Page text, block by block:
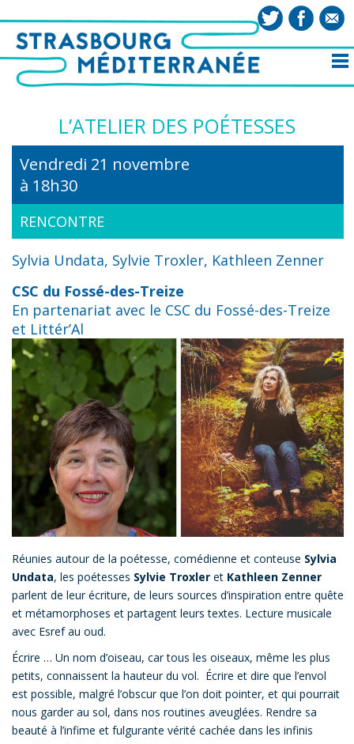
L’ATELIER DES POÉTESSES
Vendredi 21 novembre
à 18h30
RENCONTRE
Sylvia Undata, Sylvie Troxler, Kathleen Zenner
CSC du Fossé-des-Treize
En partenariat avec le CSC du Fossé-des-Treize
et Littér’Al
Réunies autour de la poétesse, comédienne et conteuse Sylvia
Undata, les poétesses Sylvie Troxler et Kathleen Zenner
parlent de leur écriture, de leurs sources d’inspiration entre quête
et métamorphoses et partagent leurs textes. Lecture musicale
avec Esref au oud.
Écrire … Un nom d’oiseau, car tous les oiseaux, même les plus
petits, connaissent la hauteur du vol. Écrire et dire que l’envol
est possible, malgré l’obscur que l’on doit pointer, et qui pourrait
nous garder au sol, dans nos routines aveuglées. Rendre sa
beauté à l’infime et fulgurante vérité cachée dans les infinis